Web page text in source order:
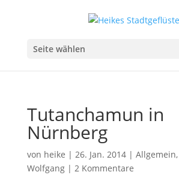
Seite wählen
Tutanchamun in
Nürnberg
von heike | 26. Jan. 2014| Allgemein,
Wolfgang| 2 Kommentare